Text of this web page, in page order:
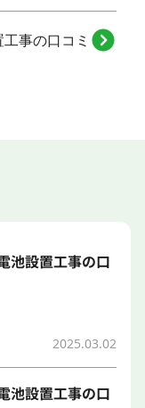
事の口コミ
池設置工事の口
2025.03.02
池設置工事の口